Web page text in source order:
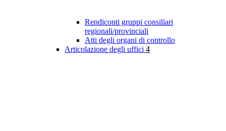
Rendiconti gruppi consiliari
regionali/provinciali
Atti degli organi di controllo
Articolazione degli uffici 4